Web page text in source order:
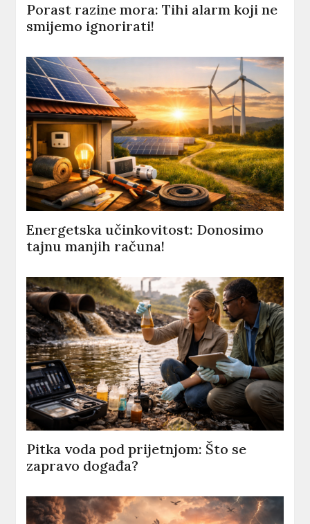
Porast razine mora: Tihi alarm koji ne
smijemo ignorirati!
Energetska učinkovitost: Donosimo
tajnu manjih računa!
Pitka voda pod prijetnjom: Što se
zapravo događa?